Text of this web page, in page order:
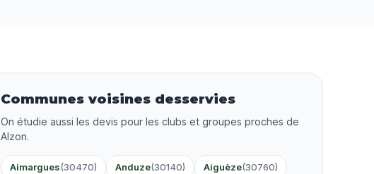
Communes voisines desservies
On étudie aussi les devis pour les clubs et groupes proches de
Alzon.
Aimargues(30470) Anduze(30140) Aiguèze(30760)